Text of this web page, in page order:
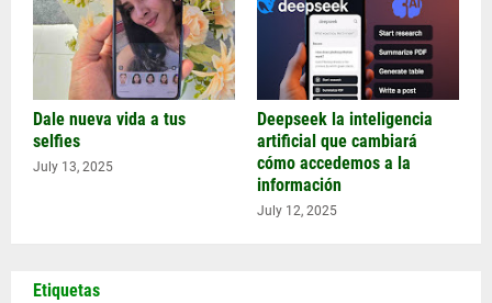
Dale nueva vida a tus
selfies
July 13, 2025
Deepseek la inteligencia
artificial que cambiará
cómo accedemos a la
información
July 12, 2025
Etiquetas